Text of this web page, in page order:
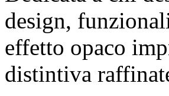
design,
effetto opaco
distintiva